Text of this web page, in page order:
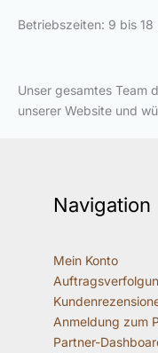
Betriebszeiten: 9 bis
Unser gesamtes Team
unserer Website und
Navigation
Mein Konto
Anmeldung zum
Partner-